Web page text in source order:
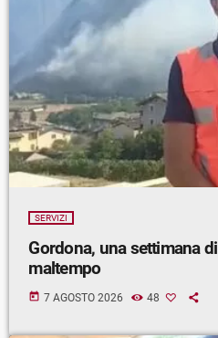
SERVIZI
Gordona, una settimana
maltempo
today 7 AGOSTO 2026 48